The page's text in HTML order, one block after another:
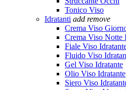
Tonico Viso
Idratanti add remove
Crema Viso
Crema Viso Notte
Fiale Viso
Fluido Viso
Gel Viso Idratante
Olio Viso Idratante
Siero Viso